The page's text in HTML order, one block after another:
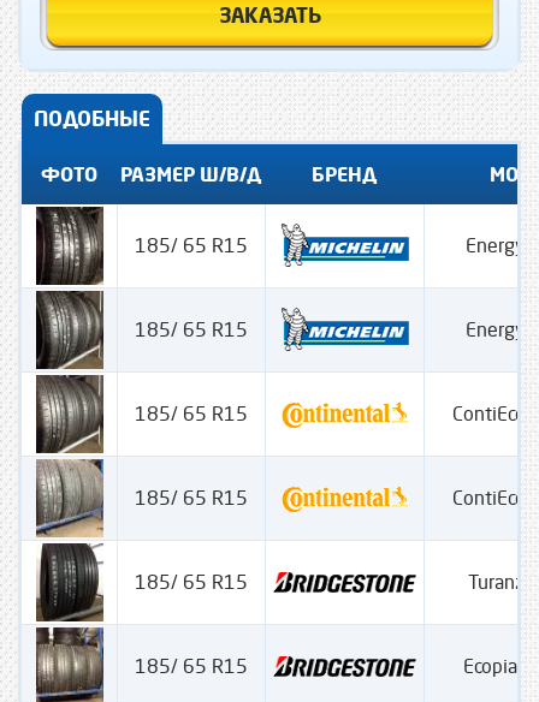
ЗАКАЗАТЬ
ПОДОБНЫЕ
ФОТО РАЗМЕР Ш/В/Д БРЕНД
185/ 65 R15 Energy
185/ 65 R15 Energy
185/ 65 R15
185/ 65 R15
185/ 65 R15
185/ 65 R15 Ecopia